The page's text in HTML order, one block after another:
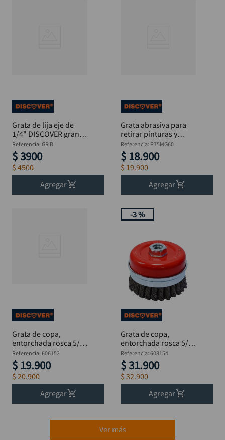
Grata de lija eje de
1/4" DISCOVER grano
80 x 1.1/2"
Referencia: GR B
$3900
$4500
Agregar
Grata abrasiva para
retirar pinturas y
brillar 3" x 1/4"
Referencia: P75MG60
$ 18.900
$19.900
Agregar
Grata de copa,
entorchada rosca 5/8
x 3"
Referencia: 606152
$ 19.900
$20.900
Agregar
-3 %
Grata de copa,
entorchada rosca 5/8
x 4"
Referencia: 608154
$31.900
$32.900
Agregar
Ver más